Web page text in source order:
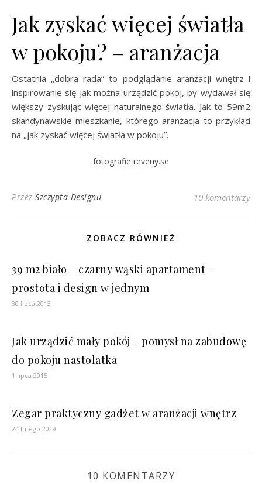
Jak zyskać więcej światła
w pokoju? – aranżacja
Ostatnia „dobra rada” to podglądanie aranżacji wnętrz i
inspirowanie się jak można urządzić pokój, by wydawał się
większy zyskując więcej naturalnego światła. Jak to 59m2
skandynawskie mieszkanie, którego aranżacja to przykład
na „jak zyskać więcej światła w pokoju”.
fotografie reveny.se
Przez Szczypta Designu 10 komentarzy
ZOBACZ RÓWNIEŻ
39 m2 biało – czarny wąski apartament –
prostota i design w jednym
30 lipca 2013
Jak urządzić mały pokój – pomysł na zabudowę
do pokoju nastolatka
1 lipca 2015
Zegar praktyczny gadżet w aranżacji wnętrz
24 lutego 2019
10 KOMENTARZY